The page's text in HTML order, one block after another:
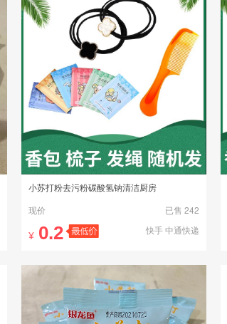
小苏打粉去污粉碳酸氢钠清洁厨房
现价
已售 242
¥ 0.2 快手 中通快递